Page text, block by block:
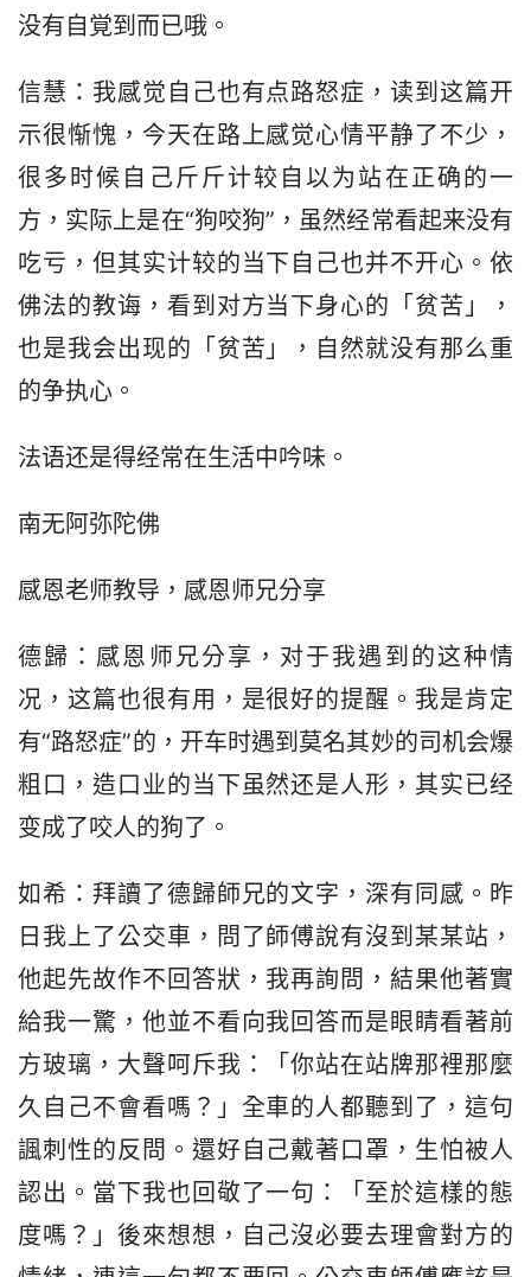
没有自覚到而已哦。
信慧：我感觉自己也有点路怒症，读到这篇开
示很惭愧，今天在路上感觉心情平静了不少，
很多时候自己斤斤计较自以为站在正确的一
方，实际上是在“狗咬狗”，虽然经常看起来没有
吃亏，但其实计较的当下自己也并不开心。依
佛法的教诲，看到对方当下身心的「贫苦」，
也是我会出现的「贫苦」，自然就没有那么重
的争执心。
法语还是得经常在生活中吟味。
南无阿弥陀佛
感恩老师教导，感恩师兄分享
德歸：感恩师兄分享，对于我遇到的这种情
况，这篇也很有用，是很好的提醒。我是肯定
有“路怒症”的，开车时遇到莫名其妙的司机会爆
粗口，造口业的当下虽然还是人形，其实已经
变成了咬人的狗了。
如希：拜讀了德歸師兄的文字，深有同感。昨
日我上了公交車，問了師傅說有沒到某某站，
他起先故作不回答狀，我再詢問，結果他著實
給我一驚，他並不看向我回答而是眼睛看著前
方玻璃，大聲呵斥我：「你站在站牌那裡那麼
久自己不會看嗎？」全車的人都聽到了，這句
諷刺性的反問。還好自己戴著口罩，生怕被人
認出。當下我也回敬了一句：「至於這樣的態
度嗎？」後來想想，自己沒必要去理會對方的